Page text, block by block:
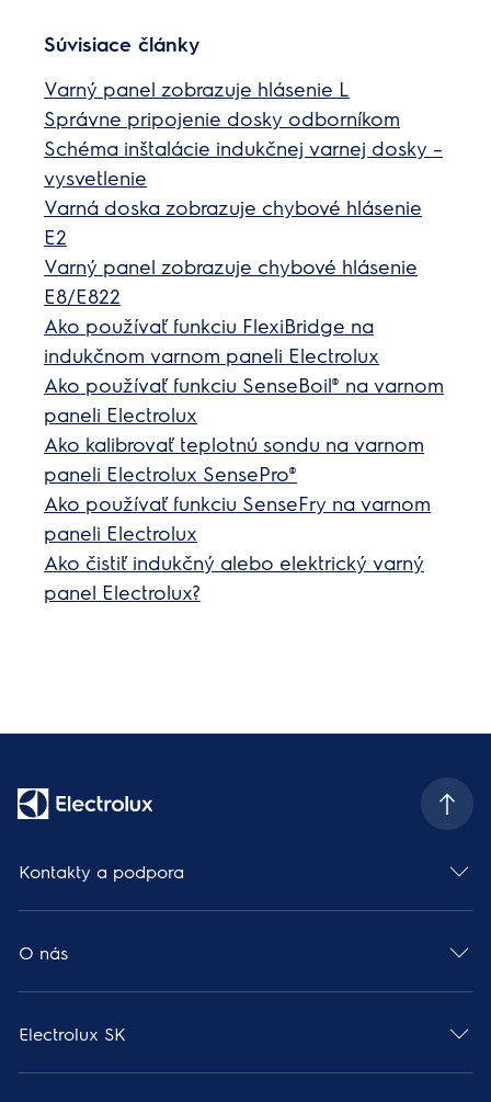
Súvisiace články
Varný panel zobrazuje hlásenie L
Správne pripojenie dosky odborníkom
Schéma inštalácie indukčnej varnej dosky –
vysvetlenie
Varná doska zobrazuje chybové hlásenie
E2
Varný panel zobrazuje chybové hlásenie
E8/E822
Ako používať funkciu FlexiBridge na
indukčnom varnom paneli Electrolux
Ako používať funkciu SenseBoil® na varnom
paneli Electrolux
Ako kalibrovať teplotnú sondu na varnom
paneli Electrolux SensePro®
Ako používať funkciu SenseFry na varnom
paneli Electrolux
Ako čistiť indukčný alebo elektrický varný
panel Electrolux?
Kontakty a podpora
O nás
Electrolux SK